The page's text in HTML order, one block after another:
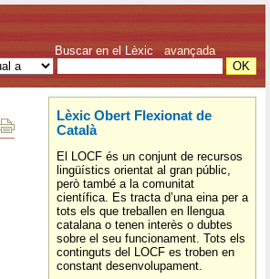
Buscar en el Lèxic avançada
Lèxic Obert Flexionat de
Català
El LOCF és un conjunt de recursos
lingüístics orientat al gran públic,
però també a la comunitat
científica. Es tracta d’una eina per a
tots els que treballen en llengua
catalana o tenen interès o dubtes
sobre el seu funcionament. Tots els
continguts del LOCF es troben en
constant desenvolupament.